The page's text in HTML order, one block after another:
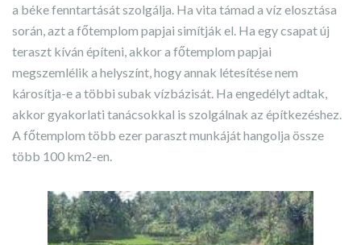
a béke fenntartását szolgálja. Ha vita támad a víz elosztása
során, azt a főtemplom papjai simítják el. Ha egy csapat új
teraszt kíván építeni, akkor a főtemplom papjai
megszemlélik a helyszínt, hogy annak létesítése nem
károsítja-e a többi subak vízbázisát. Ha engedélyt adtak,
akkor gyakorlati tanácsokkal is szolgálnak az építkezéshez.
A főtemplom több ezer paraszt munkáját hangolja össze
több 100 km2-en.